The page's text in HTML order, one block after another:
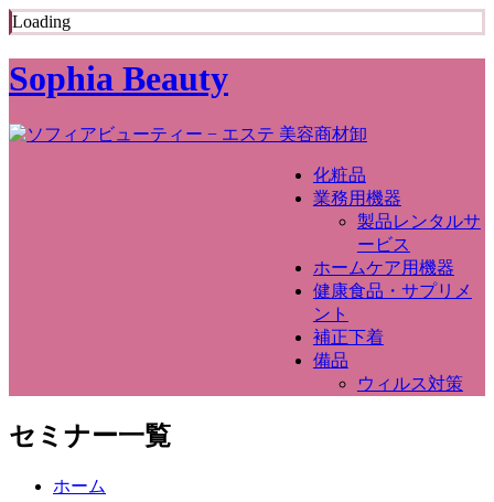
Loading
Sophia Beauty
化粧品
業務用機器
製品レンタルサ
ービス
ホームケア用機器
健康食品・サプリメ
ント
補正下着
備品
ウィルス対策
セミナー一覧
ホーム